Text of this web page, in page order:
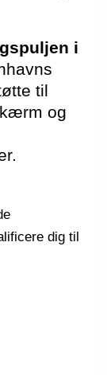
i
til
og
.
dig til